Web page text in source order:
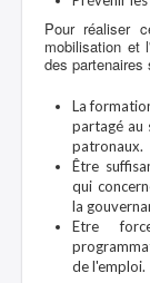
Pour réaliser
mobilisation et
des
La
partagé au
patronaux.
Être
qui
la
Etre
de l'emploi.